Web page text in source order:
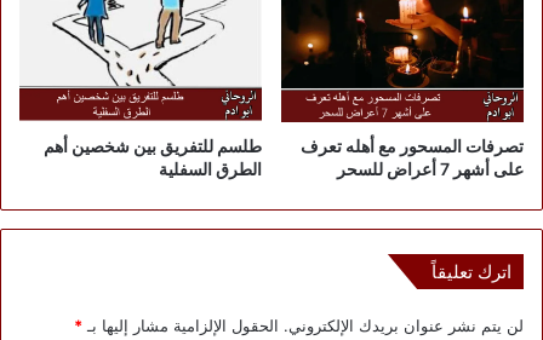
تصرفات المسحور مع أهله تعرف
على أشهر 7 أعراض للسحر
طلسم للتفريق بين شخصين أهم
الطرق السفلية
اترك تعليقاً
لن يتم نشر عنوان بريدك الإلكتروني. الحقول الإلزامية مشار إليها بـ*